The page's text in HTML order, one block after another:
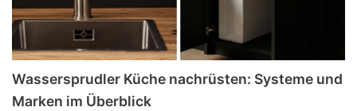
Wassersprudler Küche nachrüsten: Systeme und
Marken im Überblick